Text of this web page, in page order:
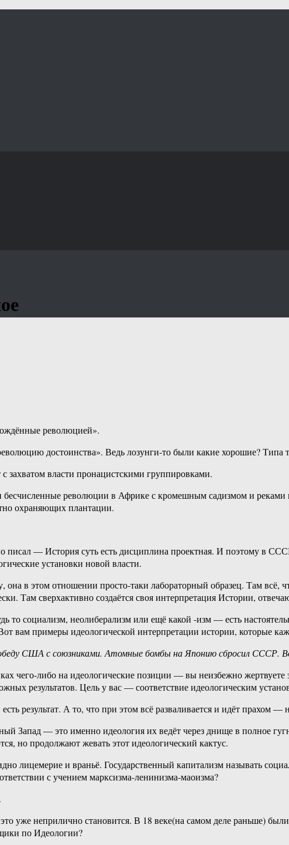
революцией».
достоинства». Ведь лозунги-то были какие хорошие?
захватом власти пронацистскими группировками.
революции в Африке с кромешным садизмом и
охраняющих плантации.
писал — История суть есть дисциплина проектная. И поэтому в
установки новой власти.
в этом отношении просто-таки лабораторный образец. Там всё,
Там сверхактивно создаётся своя интерпретация Истории,
то социализм, неолиберализм или ещё какой -изм — есть
вам примеры идеологической интерпретации истории, которые
США с союзниками. Атомные бомбы на Японию сбросил СССР.
чего-либо на идеологические позиции — вы неизбежно
результатов. Цель у вас — соответствие идеологическим
результат. А то, что при этом всё разваливается и идёт прахом —
Запад — это именно идеология их ведёт через днище в полное
но продолжают жевать этот идеологический кактус.
лицемерие и враньё. Государственный капитализм называть
с учением марксизма-ленинизма-маоизма?
уже неприлично становится. В 18 веке(на самом деле раньше)
по Идеологии?